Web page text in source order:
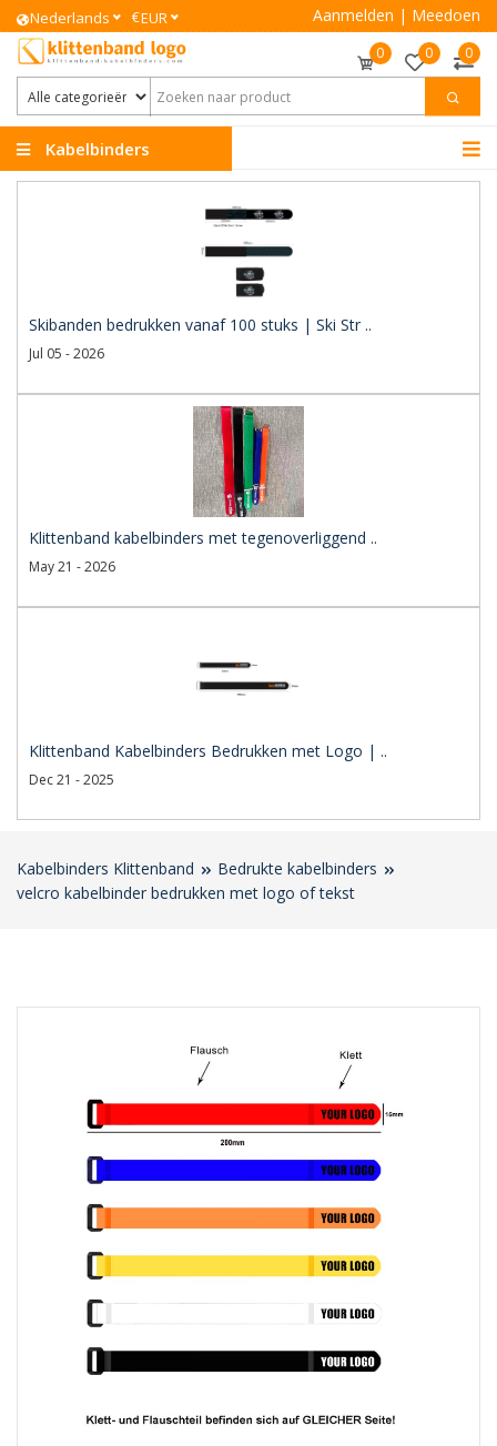
Nederlands €EUR Aanmelden | Meedoen
0 0 0
Kabelbinders
Skibanden bedrukken vanaf 100 stuks | Ski Str ..
Jul 05 - 2026
Klittenband kabelbinders met tegenoverliggend ..
May 21 - 2026
Klittenband Kabelbinders Bedrukken met Logo | ..
Dec 21 - 2025
Kabelbinders Klittenband
Bedrukte kabelbinders
velcro kabelbinder bedrukken met logo of tekst